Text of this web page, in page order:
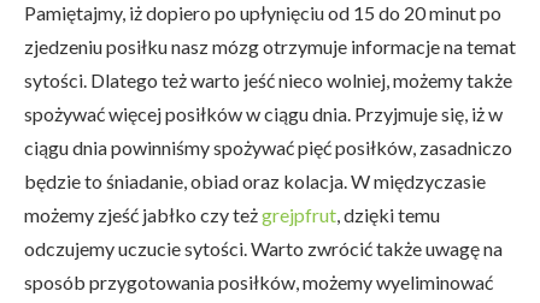
Pamiętajmy, iż dopiero po upłynięciu od 15 do 20 minut po
zjedzeniu posiłku nasz mózg otrzymuje informacje na temat
sytości. Dlatego też warto jeść nieco wolniej, możemy także
spożywać więcej posiłków w ciągu dnia. Przyjmuje się, iż w
ciągu dnia powinniśmy spożywać pięć posiłków, zasadniczo
będzie to śniadanie, obiad oraz kolacja. W międzyczasie
możemy zjeść jabłko czy teżgrejpfrut, dzięki temu
odczujemy uczucie sytości. Warto zwrócić także uwagę na
sposób przygotowania posiłków, możemy wyeliminować